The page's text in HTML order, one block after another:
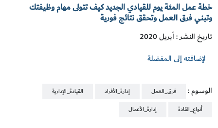
خطة عمل المئة يوم للقيادي الجديد كيف تتولى مهام وظيفتك
وتبني فرق العمل وتحقق نتائج فورية
تاريخ النشر : أبريل 2020
لإضافته إلى المفضلة
الوسوم : فرق_العمل إدارة_الأفراد
القيادة_الإدارية
أنواع_القادة
إدارة_الأعمال